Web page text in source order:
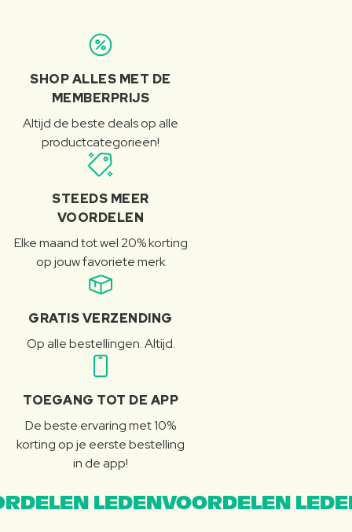
SHOP ALLES MET DE
MEMBERPRIJS
Altijd de beste deals op alle
productcategorieën!
STEEDS MEER
VOORDELEN
Elke maand tot wel 20% korting
op jouw favoriete merk
GRATIS VERZENDING
Op alle bestellingen. Altijd.
TOEGANG TOT DE APP
De beste ervaring met 10%
korting op je eerste bestelling
in de app!
LEDENVOORDELEN